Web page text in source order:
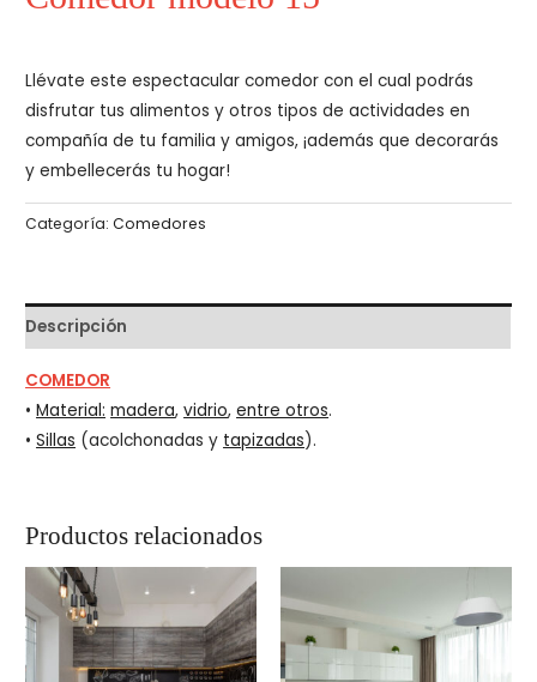
Llévate este espectacular comedor con el cual podrás
disfrutar tus alimentos y otros tipos de actividades en
compañía de tu familia y amigos, ¡además que decorarás
y embellecerás tu hogar!
Categoría:Comedores
Descripción
COMEDOR
•Material: madera,vidrio,entre otros.
•Sillas (acolchonadas y tapizadas).
Productos relacionados